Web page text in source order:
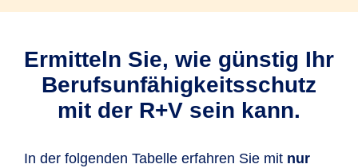
Ermitteln Sie, wie günstig Ihr
Berufsunfähigkeitsschutz
mit der R+V sein kann.
In der folgenden Tabelle erfahren Sie mit nur